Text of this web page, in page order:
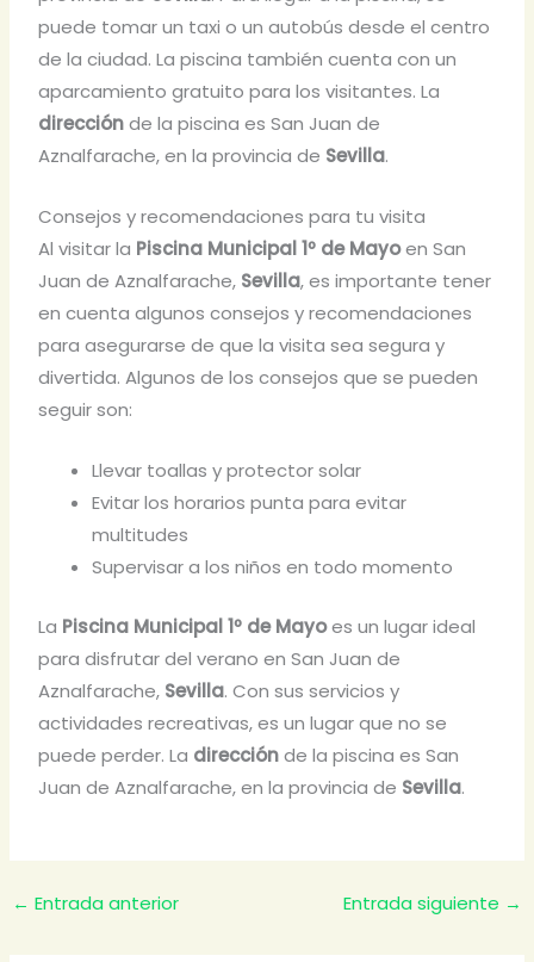
puede tomar un taxi o un autobús desde el centro
de la ciudad. La piscina también cuenta con un
aparcamiento gratuito para los visitantes. La
direcciónde la piscina es San Juan de
Aznalfarache, en la provincia de Sevilla.
Consejos y recomendaciones para tu visita
Al visitar la Piscina Municipal 1º de Mayoen San
Juan de Aznalfarache, Sevilla, es importante tener
en cuenta algunos consejos y recomendaciones
para asegurarse de que la visita sea segura y
divertida. Algunos de los consejos que se pueden
seguir son:
Llevar toallas y protector solar
Evitar los horarios punta para evitar
multitudes
Supervisar a los niños en todo momento
La Piscina Municipal 1º de Mayoes un lugar ideal
para disfrutar del verano en San Juan de
Aznalfarache, Sevilla. Con sus servicios y
actividades recreativas, es un lugar que no se
puede perder. La direcciónde la piscina es San
Juan de Aznalfarache, en la provincia de Sevilla.
← Entrada anterior Entrada siguiente →